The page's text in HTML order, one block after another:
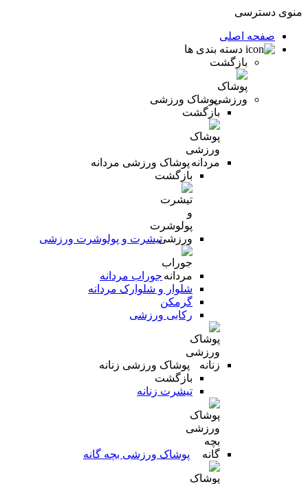
منوی دسترسی
صفحه اصلی
دسته بندی ها
بازگشت
پوشاک ورزشی
بازگشت
پوشاک ورزشی مردانه
بازگشت
تیشرت و پولوشرت ورزشی
جوراب مردانه
شلوار و شلوارک مردانه
گرمکن
رکابی ورزشی
پوشاک ورزشی زنانه
بازگشت
تیشرت زنانه
پوشاک ورزشی بچه گانه